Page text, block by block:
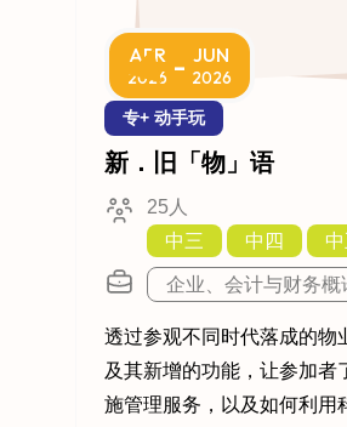
APR
2026 - JUN
2026
专+ 动手玩
新．旧「物」语
25人
中三
中四
企业、会计与财务概
透过参观不同时代落成的物
及其新增的功能，让参加者
施管理服务，以及如何利用